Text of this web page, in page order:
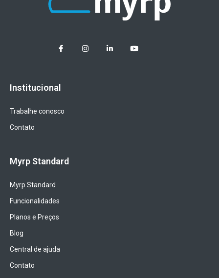
Institucional
Trabalhe conosco
Contato
Myrp Standard
Myrp Standard
Funcionalidades
Planos e Preços
Blog
Central de ajuda
Contato